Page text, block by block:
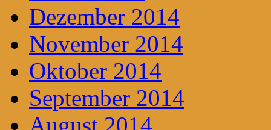
Dezember 2014
November 2014
Oktober 2014
September 2014